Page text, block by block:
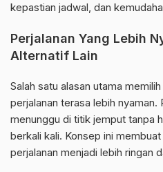
kepastian jadwal, dan
Perjalanan Yang Lebih
Alternatif Lain
Salah satu alasan utama
perjalanan terasa lebih nyaman.
menunggu di titik jemput tanpa
berkali kali. Konsep ini
perjalanan menjadi lebih ringan